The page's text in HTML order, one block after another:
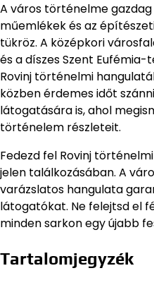
A város történelme
műemlékek és az
tükröz. A középkori
és a díszes Szent
Rovinj történelmi
közben érdemes időt
látogatására is, ahol
történelem részleteit.
Fedezd fel Rovinj
jelen találkozásában. A
varázslatos hangulata
látogatókat. Ne felejtsd el
minden sarkon egy újabb
Tartalomjegyzék